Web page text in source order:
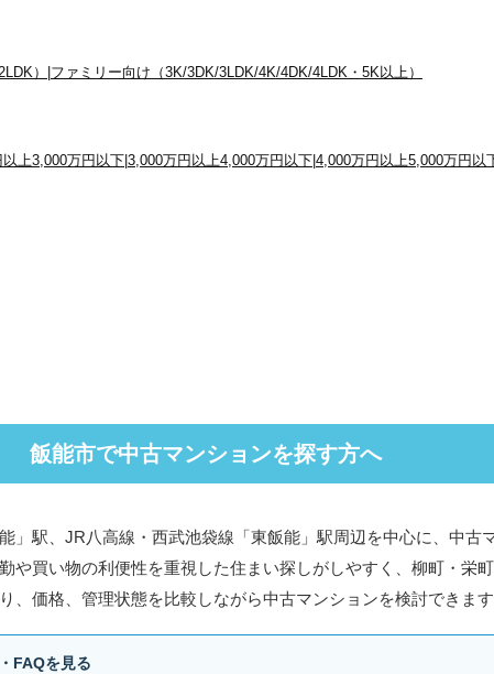
） ファミリー向け（3K/3DK/3LDK/4K/4DK/4LDK・5K以上）
上3,000万円以下 3,000万円以上4,000万円以下 4,000万円以上5,000万円以
飯能市で中古マンションを探す方へ
」駅、JR八高線・西武池袋線「東飯能」駅周辺を中心に、中古
や買い物の利便性を重視した住まい探しがしやすく、柳町・栄
、価格、管理状態を比較しながら中古マンションを検討できます
FAQを見る